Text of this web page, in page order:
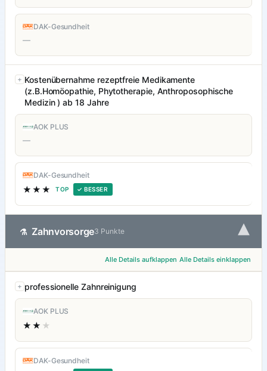
DAK-Gesundheit
—
Kostenübernahme rezeptfreie Medikamente
(z.B.Homöopathie, Phytotherapie, Anthroposophische
Medizin ) ab 18 Jahre
AOK PLUS
—
DAK-Gesundheit
★★★ TOP ✓ BESSER
⚗ Zahnvorsorge3 Punkte ▾
Alle Details aufklappen Alle Details einklappen
professionelle Zahnreinigung
AOK PLUS
★★ ★
DAK-Gesundheit